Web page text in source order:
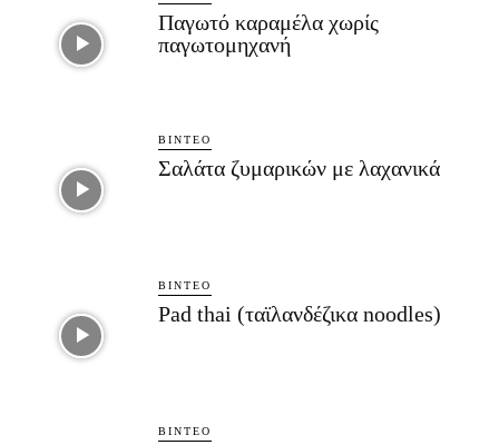
Παγωτό καραμέλα χωρίς
παγωτομηχανή
ΒΊΝΤΕΟ
Σαλάτα ζυμαρικών με λαχανικά
ΒΊΝΤΕΟ
Pad thai (ταϊλανδέζικα noodles)
ΒΊΝΤΕΟ